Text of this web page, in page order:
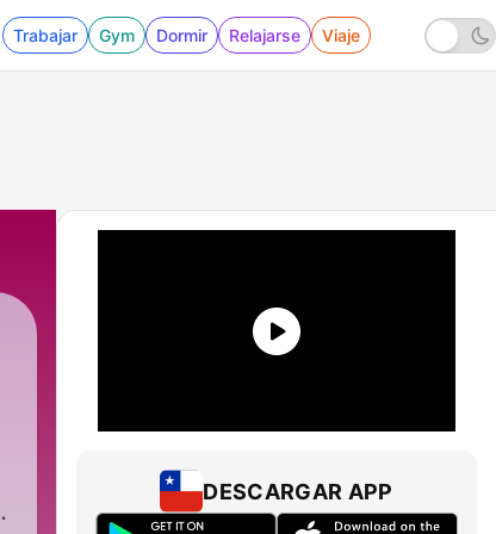
Trabajar Gym Dormir Relajarse Viaje
DESCARGAR APP